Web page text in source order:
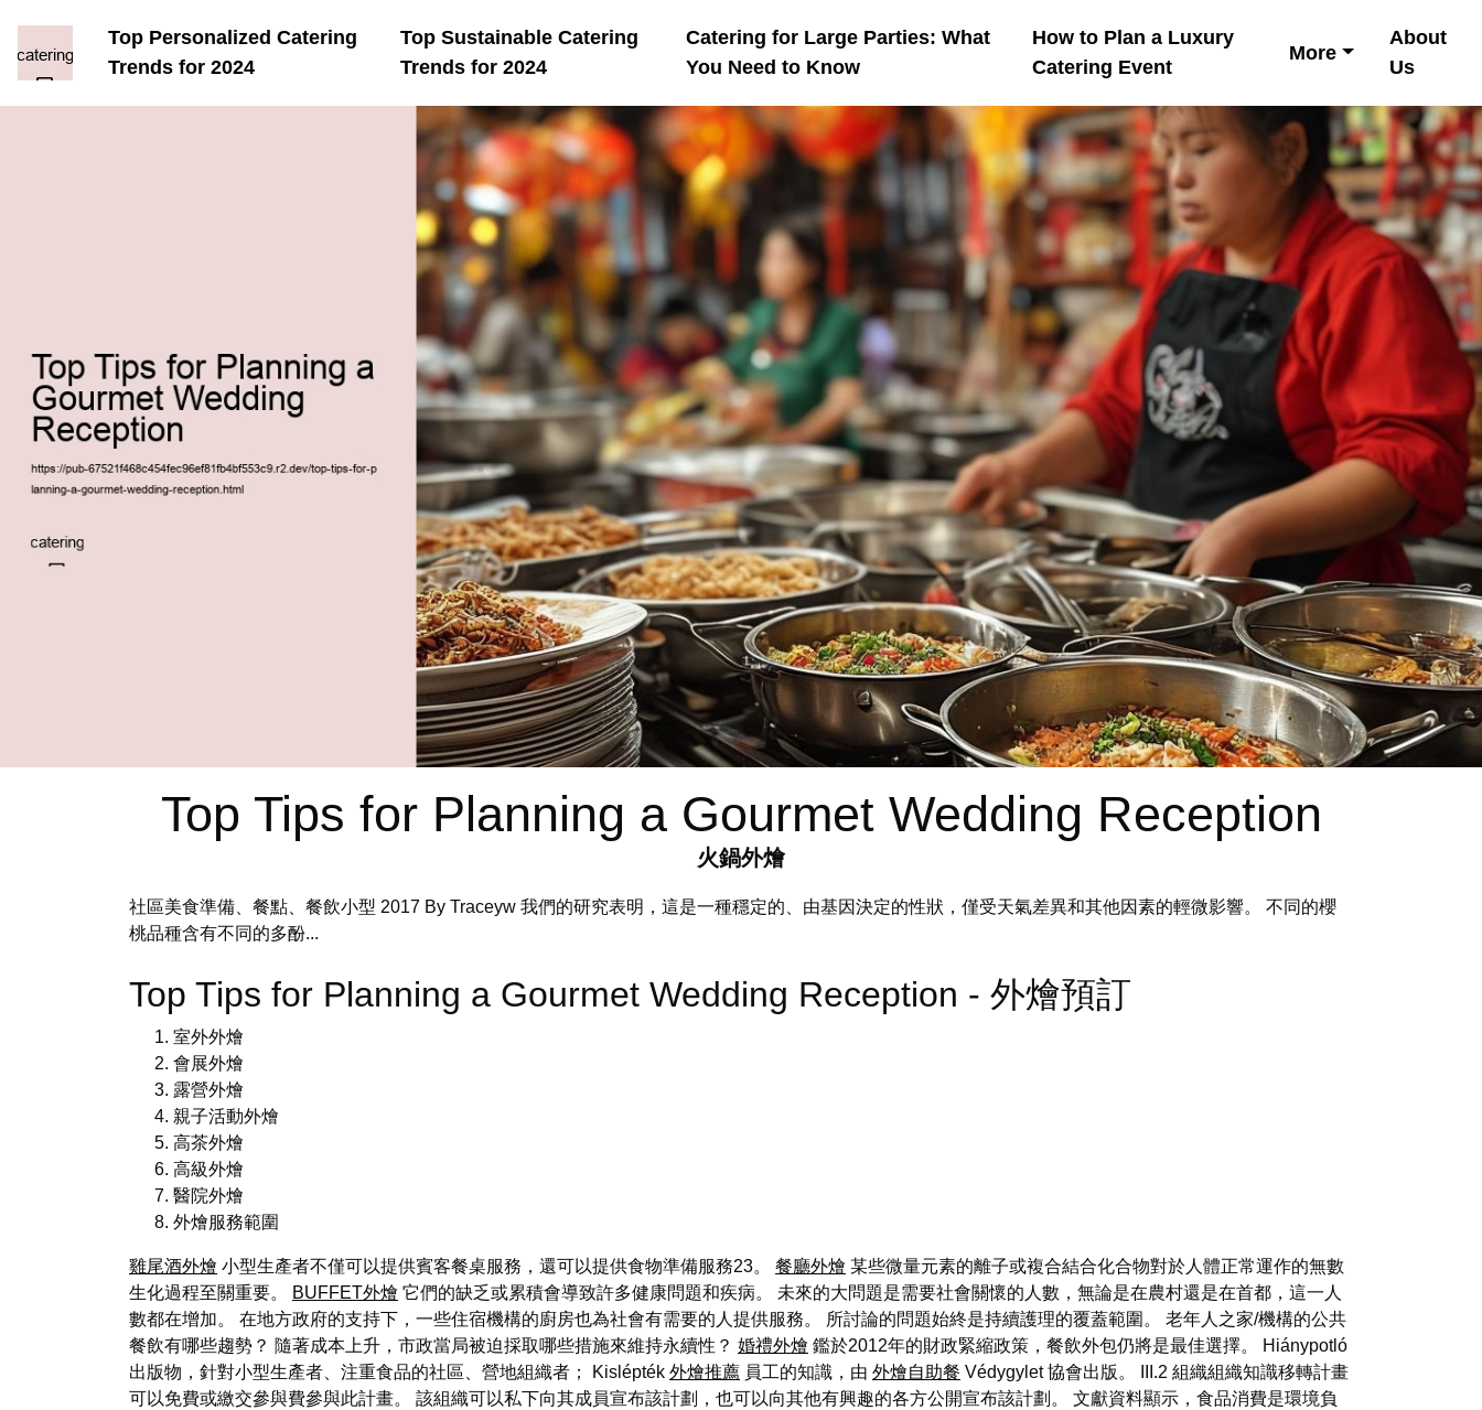
Top Personalized Catering
Trends for 2024
Top Sustainable Catering
Trends for 2024
Catering for Large Parties: What
You Need to Know
How to Plan a Luxury
Catering Event
More
About
Us
Top Tips for Planning a Gourmet Wedding Reception
火鍋外燴
社區美食準備、餐點、餐飲小型 2017 By Traceyw 我們的研究表明，這是一種穩定的、由基因決定的性狀，僅受天氣差異和其他因素的輕微影響。 不同的櫻
桃品種含有不同的多酚...
Top Tips for Planning a Gourmet Wedding Reception - 外燴預訂
室外外燴
會展外燴
露營外燴
親子活動外燴
高茶外燴
高級外燴
醫院外燴
外燴服務範圍
雞尾酒外燴 小型生產者不僅可以提供賓客餐桌服務，還可以提供食物準備服務23。 餐廳外燴 某些微量元素的離子或複合結合化合物對於人體正常運作的無數
生化過程至關重要。
BUFFET外燴 它們的缺乏或累積會導致許多健康問題和疾病。 未來的大問題是需要社會關懷的人數，無論是在農村還是在首都，這一人
數都在增加。 在地方政府的支持下，一些住宿機構的廚房也為社會有需要的人提供服務。 所討論的問題始終是持續護理的覆蓋範圍。 老年人之家/機構的公共
餐飲有哪些趨勢？ 隨著成本上升，市政當局被迫採取哪些措施來維持永續性？ 婚禮外燴 鑑於2012年的財政緊縮政策，餐飲外包仍將是最佳選擇。 Hiánypotló
出版物，針對小型生產者、注重食品的社區、營地組織者； Kislépték 外燴推薦 員工的知識，由 外燴自助餐 Védygylet 協會出版。 III.2 組織組織知識移轉計畫
可以免費或繳交參與費參與此計畫。 該組織可以私下向其成員宣布該計劃，也可以向其他有興趣的各方公開宣布該計劃。 文獻資料顯示，食品消費是環境負